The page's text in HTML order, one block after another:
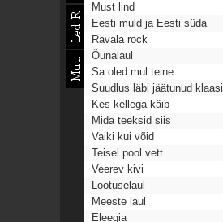
Must lind
Eesti muld ja Eesti süda
Rävala rock
Õunalaul
Sa oled mul teine
Suudlus läbi jäätunud klaasi
Kes kellega käib
Mida teeksid siis
Vaiki kui võid
Teisel pool vett
Veerev kivi
Lootuselaul
Meeste laul
Eleegia